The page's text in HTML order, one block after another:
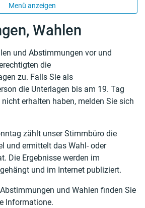
Menü anzeigen
Wahlen
und Abstimmungen vor und
die
zu. Falls Sie als
die Unterlagen bis am 19. Tag
erhalten haben, melden Sie sich
zählt unser Stimmbüro die
und ermittelt das Wahl- oder
Die Ergebnisse werden im
und im Internet publiziert.
und Wahlen finden Sie
Link wird in einem neuen Fenster
Informatione.